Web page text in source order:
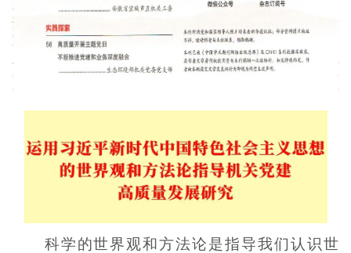
科学的世界观和方法论是指导我们认识世